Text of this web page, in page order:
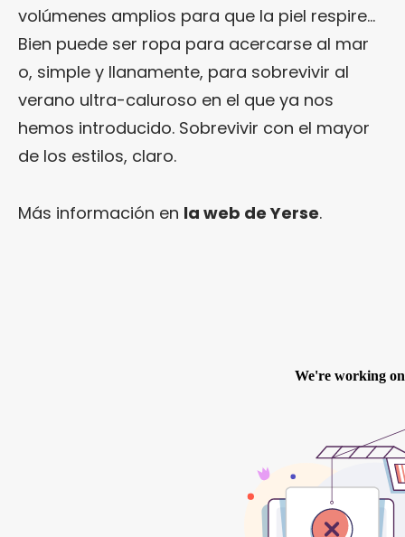
volúmenes amplios para que la piel respire…
Bien puede ser ropa para acercarse al mar
o, simple y llanamente, para sobrevivir al
verano ultra-caluroso en el que ya nos
hemos introducido. Sobrevivir con el mayor
de los estilos, claro.
Más información en la web de Yerse.